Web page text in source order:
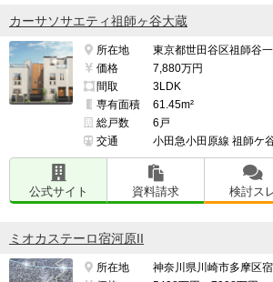
カーサソサエティ祖師ヶ谷大蔵
所在地
東京都世田谷区祖師谷一
価格
7,880万円
間取
3LDK
専有面積
61.45m²
総戸数
6戸
交通
小田急小田原線 祖師ケ
公式サイト 資料請求 検討ス
ミオカステーロ宿河原II
所在地
神奈川県川崎市多摩区